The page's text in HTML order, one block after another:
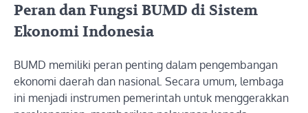
Peran dan Fungsi BUMD di Sistem
Ekonomi Indonesia
BUMD memiliki peran penting dalam pengembangan
ekonomi daerah dan nasional. Secara umum, lembaga
ini menjadi instrumen pemerintah untuk menggerakkan